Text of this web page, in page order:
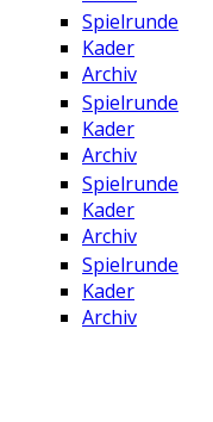
Spielrunde
Kader
Archiv
Spielrunde
Kader
Archiv
Spielrunde
Kader
Archiv
Spielrunde
Kader
Archiv